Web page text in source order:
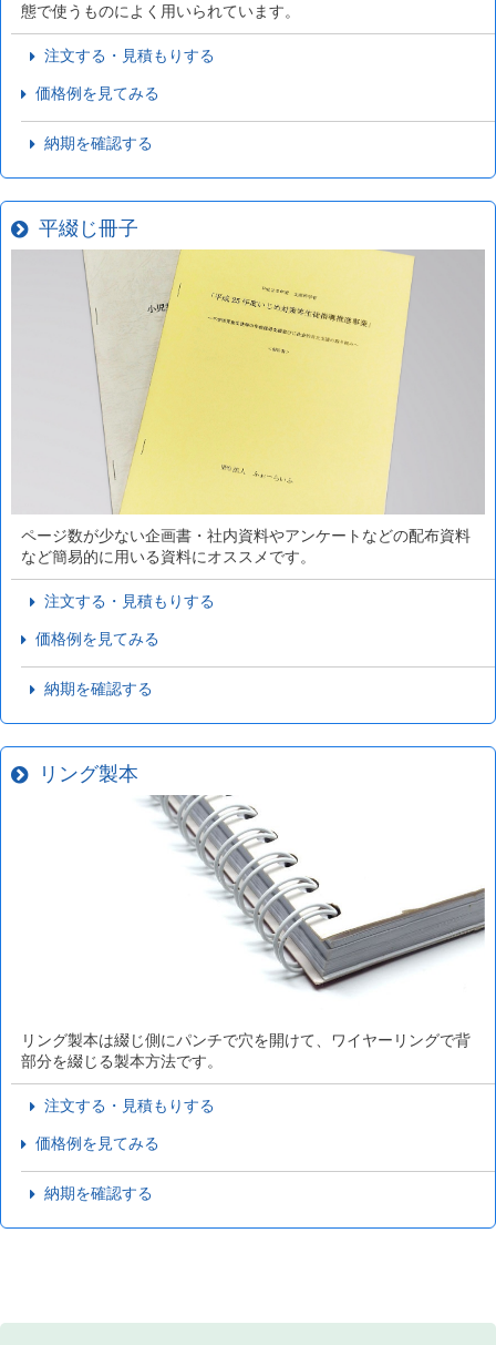
態で使うものによく用いられています。
注文する・見積もりする
価格例を見てみる
納期を確認する
平綴じ冊子
ページ数が少ない企画書・社内資料やアンケートなどの配布資料
など簡易的に用いる資料にオススメです。
注文する・見積もりする
価格例を見てみる
納期を確認する
リング製本
リング製本は綴じ側にパンチで穴を開けて、ワイヤーリングで背
部分を綴じる製本方法です。
注文する・見積もりする
価格例を見てみる
納期を確認する